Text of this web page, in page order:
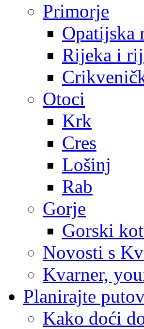
Primorje
Opatijska
Rijeka i
Otoci
Krk
Cres
Lošinj
Rab
Gorje
Gorski
Novosti s
Kvarner,
Planirajte
Kako doći